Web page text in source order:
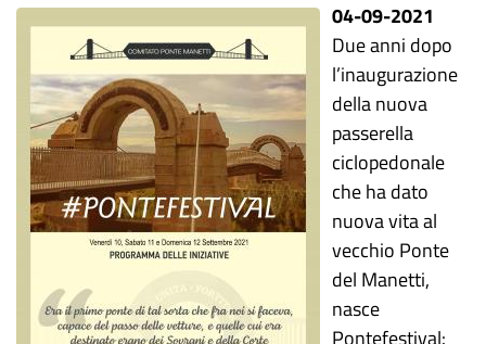
04-09-2021
Due anni dopo
l’inaugurazione
della nuova
passerella
ciclopedonale
che ha dato
nuova vita al
vecchio Ponte
del Manetti,
nasce
Pontefestival: